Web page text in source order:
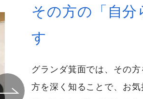
その方の「自分
す
グランダ箕面では、その
方を深く知ることで、お